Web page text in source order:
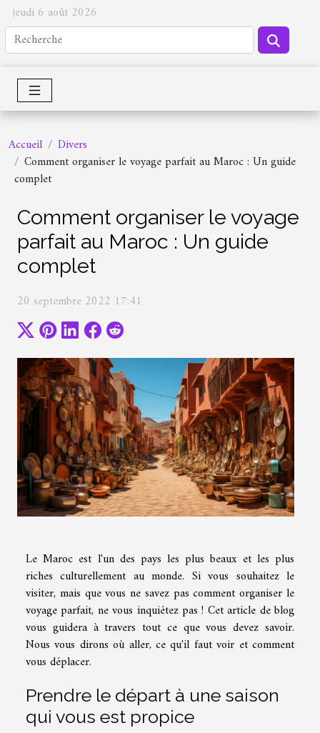
jeudi 6 août 2026
Accueil
Divers
Comment organiser le voyage parfait au Maroc : Un guide
complet
Comment organiser le voyage
parfait au Maroc : Un guide
complet
20 septembre 2022 17:41
Le Maroc est l'un des pays les plus beaux et les plus
riches culturellement au monde. Si vous souhaitez le
visiter, mais que vous ne savez pas comment organiser le
voyage parfait, ne vous inquiétez pas ! Cet article de blog
vous guidera à travers tout ce que vous devez savoir.
Nous vous dirons où aller, ce qu'il faut voir et comment
vous déplacer.
Prendre le départ à une saison
qui vous est propice